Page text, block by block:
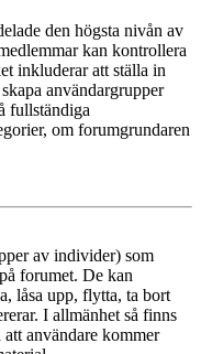
den högsta nivån av
kan kontrollera
inkluderar att ställa in
användargrupper
fullständiga
om forumgrundaren
av individer) som
forumet. De kan
låsa upp, flytta, ta bort
I allmänhet så finns
användare kommer